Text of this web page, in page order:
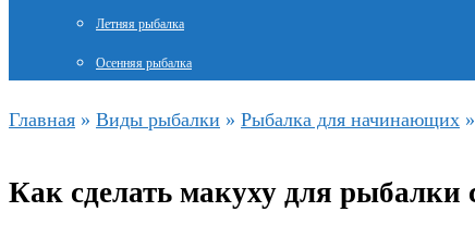
Летняя рыбалка
Осенняя рыбалка
Главная » Виды рыбалки » Рыбалка для начинающих »
Как сделать макуху для